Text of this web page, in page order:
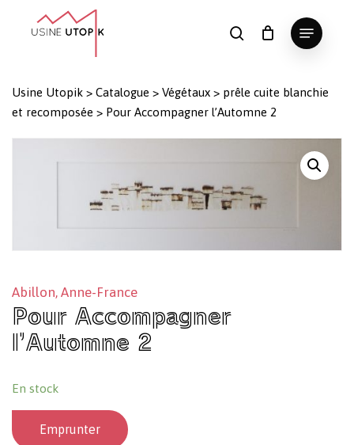
search
Menu
Panier Fermer
le
Usine Utopik > Catalogue > Végétaux > prêle cuite blanchie
et recomposée > Pour Accompagner l’Automne 2
Abillon, Anne-France
Pour Accompagner
l’Automne 2
En stock
Emprunter
Close